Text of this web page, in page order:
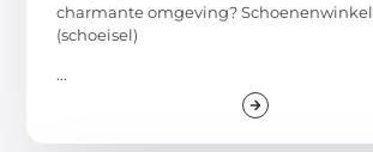
charmante omgeving?
(schoeisel)
...